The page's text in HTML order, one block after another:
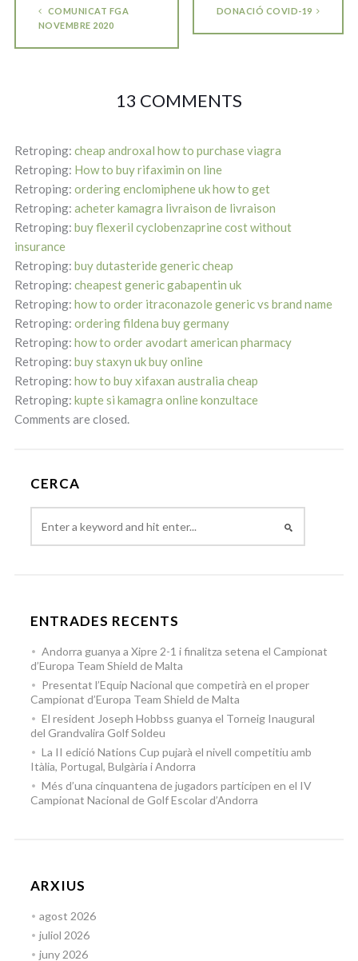
COMUNICAT FGA
NOVEMBRE 2020
DONACIÓ COVID-19
13 COMMENTS
Retroping: cheap androxal how to purchase viagra
Retroping: How to buy rifaximin on line
Retroping: ordering enclomiphene uk how to get
Retroping: acheter kamagra livraison de livraison
Retroping: buy flexeril cyclobenzaprine cost without
insurance
Retroping: buy dutasteride generic cheap
Retroping: cheapest generic gabapentin uk
Retroping: how to order itraconazole generic vs brand name
Retroping: ordering fildena buy germany
Retroping: how to order avodart american pharmacy
Retroping: buy staxyn uk buy online
Retroping: how to buy xifaxan australia cheap
Retroping: kupte si kamagra online konzultace
Comments are closed.
CERCA
ENTRADES RECENTS
Andorra guanya a Xipre 2-1 i finalitza setena el Campionat
d’Europa Team Shield de Malta
Presentat l’Equip Nacional que competirà en el proper
Campionat d’Europa Team Shield de Malta
El resident Joseph Hobbss guanya el Torneig Inaugural
del Grandvalira Golf Soldeu
La II edició Nations Cup pujarà el nivell competitiu amb
Itàlia, Portugal, Bulgària i Andorra
Més d’una cinquantena de jugadors participen en el IV
Campionat Nacional de Golf Escolar d’Andorra
ARXIUS
agost 2026
juliol 2026
juny 2026